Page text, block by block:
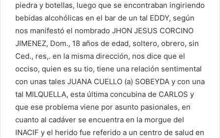
piedra y botellas, luego que se encontraban ingiriendo
bebidas alcohólicas en el bar de un tal EDDY, según
nos manifestó el nombrado JHON JESUS CORCINO
JIMENEZ, Dom., 18 años de edad, soltero, obrero, sin
Ced., res,. en la misma dirección, nos dice que el
occiso, quien es su tio, tiene una relación sentimental
con unas tales JUANA CUELLO (a) SOBEYDA y con una
tal MILQUELLA, esta última concubina de CARLOS y
que ese problema viene por asunto pasionales, en
cuanto al cadáver se encuentra en la morgue del
INACIF y el herido fue referido a un centro de salud en